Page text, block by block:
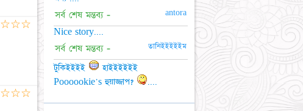
☆☆☆
☆☆☆
সর্ব শেষ মন্তব্য - antora
Nice story....
সর্ব শেষ মন্তব্য - তানিইইইইইম
টুকিইইইই
হাইইইইইই
Poooookie's হুয়াজ্জাপ?
....